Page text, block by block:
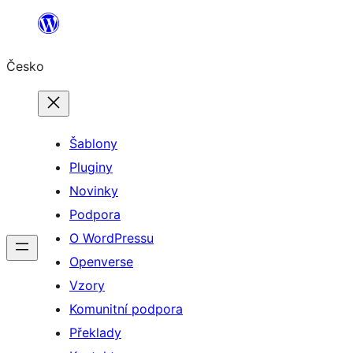
Přeskočit
obsah
Česko
Šablony
Pluginy
Novinky
Podpora
O WordPressu
Openverse
Vzory
Komunitní podpora
Překlady